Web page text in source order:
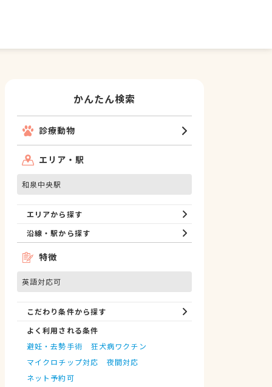
かんたん検索
診療動物
エリア・駅
和泉中央駅
エリアから探す
沿線・駅から探す
特徴
英語対応可
こだわり条件から探す
よく利用される条件
避妊・去勢手術
狂犬病ワクチン
マイクロチップ対応
夜間対応
ネット予約可